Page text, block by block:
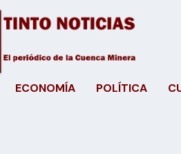
ECONOMÍA POLÍTICA